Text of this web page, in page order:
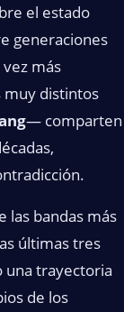
el estado
generaciones
más
muy distintos
— comparten
las bandas más
últimas tres
una trayectoria
de los